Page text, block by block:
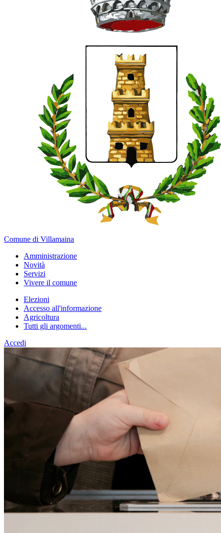
Comune di Villamaina
Amministrazione
Novità
Servizi
Vivere il comune
Elezioni
Accesso all'informazione
Agricoltura
Tutti gli argomenti...
Accedi